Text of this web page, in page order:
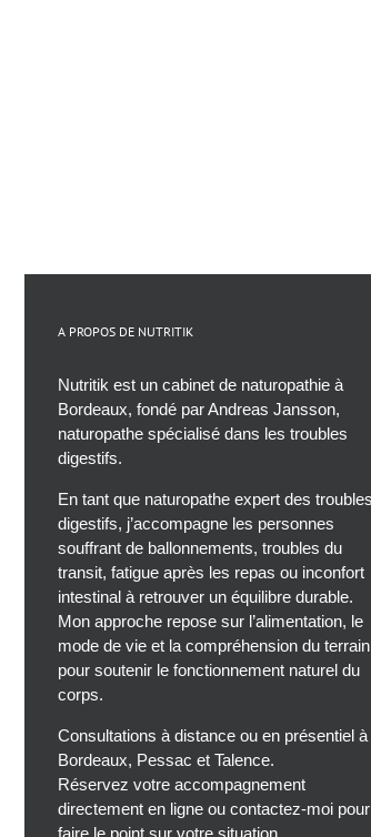
A PROPOS DE NUTRITIK
Nutritik est un cabinet de naturopathie à
Bordeaux, fondé par Andreas Jansson,
naturopathe spécialisé dans les troubles
digestifs.
En tant que naturopathe expert des troubles
digestifs, j’accompagne les personnes
souffrant de ballonnements, troubles du
transit, fatigue après les repas ou inconfort
intestinal à retrouver un équilibre durable.
Mon approche repose sur l’alimentation, le
mode de vie et la compréhension du terrain
pour soutenir le fonctionnement naturel du
corps.
Consultations à distance ou en présentiel à
Bordeaux, Pessac et Talence.
Réservez votre accompagnement
directement en ligne ou contactez-moi pour
faire le point sur votre situation.